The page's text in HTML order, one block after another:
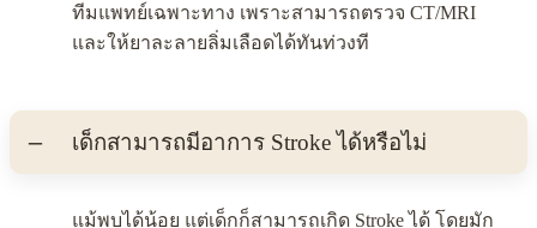
ทีมแพทย์เฉพาะทาง เพราะสามารถตรวจ CT/MRI
และให้ยาละลายลิ่มเลือดได้ทันท่วงที
เด็กสามารถมีอาการ Stroke ได้หรือไม่
แม้พบได้น้อย แต่เด็กก็สามารถเกิด Stroke ได้ โดยมัก